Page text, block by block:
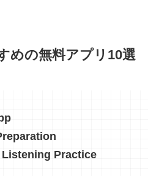
めの無料アプリ10選
Listening Practice